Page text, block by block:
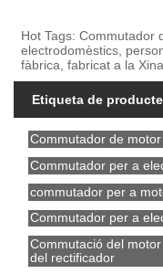
Hot Tags: Commutador
electrodomèstics,
fàbrica, fabricat a la
Etiqueta de producte
Commutador de
Commutador per a
commutador per a
Commutador per a
Commutació del
del rectificador